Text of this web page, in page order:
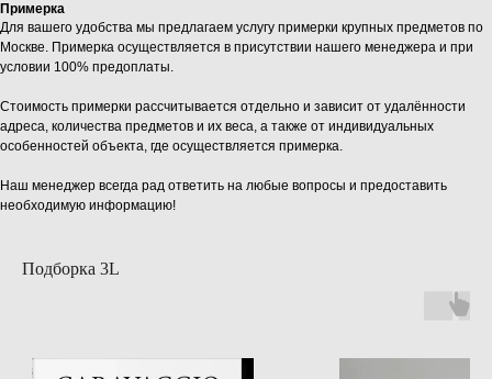
Примерка
Для вашего удобства мы предлагаем услугу примерки крупных предметов по
Москве. Примерка осуществляется в присутствии нашего менеджера и при
условии 100% предоплаты.
Стоимость примерки рассчитывается отдельно и зависит от удалённости
адреса, количества предметов и их веса, а также от индивидуальных
особенностей объекта, где осуществляется примерка.
Наш менеджер всегда рад ответить на любые вопросы и предоставить
необходимую информацию!
Подборка 3L